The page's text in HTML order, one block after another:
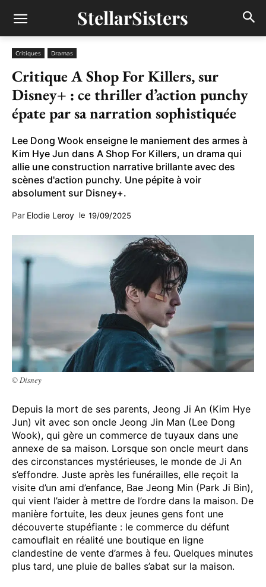
StellarSisters
Critiques Dramas
Critique A Shop For Killers, sur
Disney+ : ce thriller d’action punchy
épate par sa narration sophistiquée
Lee Dong Wook enseigne le maniement des armes à
Kim Hye Jun dans A Shop For Killers, un drama qui
allie une construction narrative brillante avec des
scènes d'action punchy. Une pépite à voir
absolument sur Disney+.
Par Elodie Leroy le 19/09/2025
© Disney
Depuis la mort de ses parents, Jeong Ji An (Kim Hye
Jun) vit avec son oncle Jeong Jin Man (Lee Dong
Wook), qui gère un commerce de tuyaux dans une
annexe de sa maison. Lorsque son oncle meurt dans
des circonstances mystérieuses, le monde de Ji An
s’effondre. Juste après les funérailles, elle reçoit la
visite d’un ami d’enfance, Bae Jeong Min (Park Ji Bin),
qui vient l’aider à mettre de l’ordre dans la maison. De
manière fortuite, les deux jeunes gens font une
découverte stupéfiante : le commerce du défunt
camouflait en réalité une boutique en ligne
clandestine de vente d’armes à feu. Quelques minutes
plus tard, une pluie de balles s’abat sur la maison.